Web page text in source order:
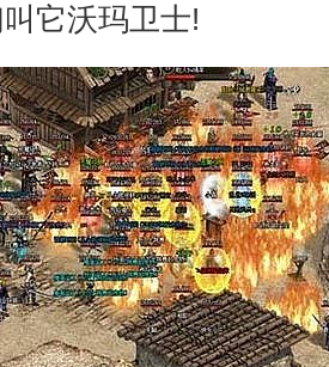
它沃玛卫士!